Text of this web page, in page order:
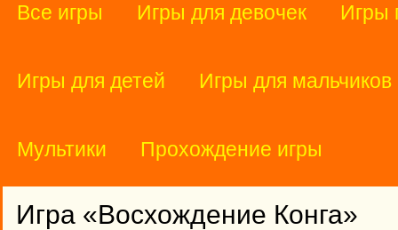
Все игры Игры для девочек Игры
Игры для детей Игры для мальчиков
Мультики Прохождение игры
Игра «Восхождение Конга»